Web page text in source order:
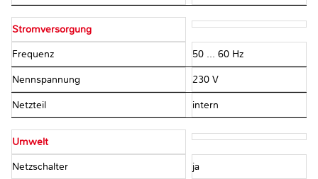
Stromversorgung
Frequenz 50 ... 60 Hz
Nennspannung 230 V
Netzteil intern
Umwelt
Netzschalter ja